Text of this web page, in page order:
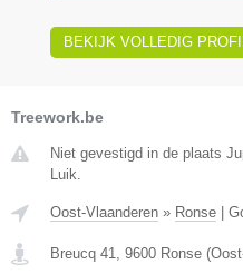
BEKIJK VOLLEDIG
Treework.be
Niet gevestigd in de plaats
Luik.
Oost-Vlaanderen » Ronse
Breucq 41 9600 Ronse (